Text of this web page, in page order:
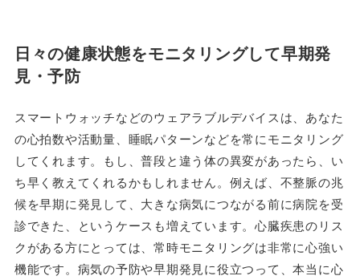
日々の健康状態をモニタリングして早期発
見・予防
スマートウォッチなどのウェアラブルデバイスは、あなた
の心拍数や活動量、睡眠パターンなどを常にモニタリング
してくれます。もし、普段と違う体の異変があったら、い
ち早く教えてくれるかもしれません。例えば、不整脈の兆
候を早期に発見して、大きな病気につながる前に病院を受
診できた、というケースも増えています。心臓疾患のリス
クがある方にとっては、常時モニタリングは非常に心強い
機能です。病気の予防や早期発見に役立つって、本当に心